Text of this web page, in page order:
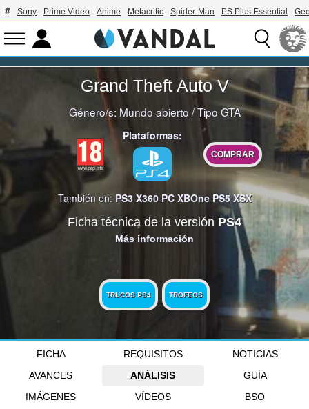
Sony Prime Video Anime Metacritic Spider-Man PS Plus Essential
Grand Theft Auto V
Género/s: Mundo abierto /Tipo GTA
Plataformas:
COMPRAR
También en: PS3 X360 PC XBOne PS5 XSX
Ficha técnica de la versión PS4
Más información
TRUCOS PS4 TROFEOS
FICHA REQUISITOS
NOTICIAS
AVANCES
ANÁLISIS
GUÍA
IMÁGENES
VÍDEOS BSO